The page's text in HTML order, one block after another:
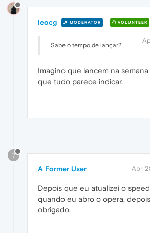
leocg MODERATOR VOLUNTEER
Sabe o tempo de lançar?
Imagino que lancem na
que tudo parece indicar.
?
A Former User Apr
Depois que eu atualizei o
quando eu abro o opera,
obrigado.